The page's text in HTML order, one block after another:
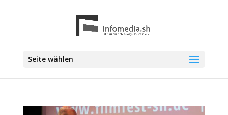
Seite wählen